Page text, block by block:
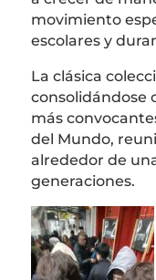
movimiento
escolares y
La clásica
consolidándose
más
del Mundo,
alrededor de
generaciones.